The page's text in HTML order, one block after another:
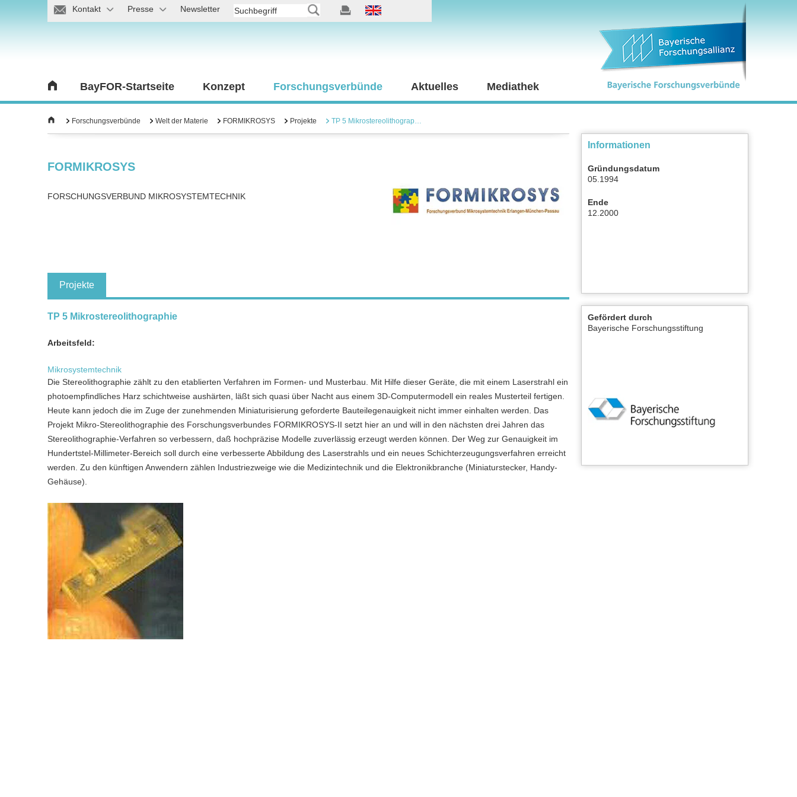
Kontakt Presse Newsletter
BayFOR-Startseite Konzept Forschungsverbünde Aktuelles Mediathek
Forschungsverbünde Welt der Materie FORMIKROSYS Projekte TP 5 Mikrostereolithograp…
FORMIKROSYS
FORSCHUNGSVERBUND MIKROSYSTEMTECHNIK
Projekte
TP 5 Mikrostereolithographie
Arbeitsfeld:
Mikrosystemtechnik
Die Stereolithographie zählt zu den etablierten Verfahren im Formen- und Musterbau. Mit Hilfe dieser Geräte, die mit einem Laserstrahl ein
photoempfindliches Harz schichtweise aushärten, läßt sich quasi über Nacht aus einem 3D-Computermodell ein reales Musterteil fertigen.
Heute kann jedoch die im Zuge der zunehmenden Miniaturisierung geforderte Bauteilegenauigkeit nicht immer einhalten werden. Das
Projekt Mikro-Stereolithographie des Forschungsverbundes FORMIKROSYS-II setzt hier an und will in den nächsten drei Jahren das
Stereolithographie-Verfahren so verbessern, daß hochpräzise Modelle zuverlässig erzeugt werden können. Der Weg zur Genauigkeit im
Hundertstel-Millimeter-Bereich soll durch eine verbesserte Abbildung des Laserstrahls und ein neues Schichterzeugungsverfahren erreicht
werden. Zu den künftigen Anwendern zählen Industriezweige wie die Medizintechnik und die Elektronikbranche (Miniaturstecker, Handy-
Gehäuse).
Informationen
Gründungsdatum
05.1994
Ende
12.2000
Gefördert durch
Bayerische Forschungsstiftung